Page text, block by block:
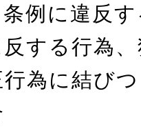
条例に違反
する行為
為に結び